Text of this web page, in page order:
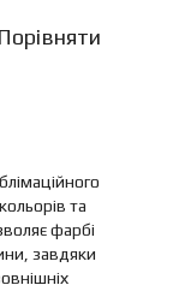
Порівняти
та
фарбі
завдяки